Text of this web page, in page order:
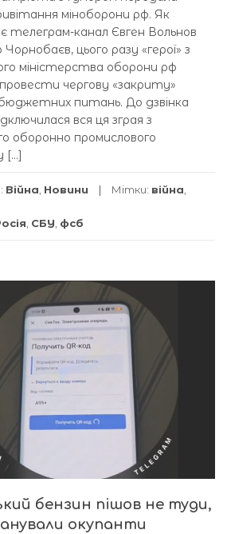
міноборони рф. Як
телеграм-канал Євген Вольнов
цього разу «герої» з
міністерства оборони рф
чергову «закриту»
питань. До дзвінка
вся ця зграя з
оборонно промислового
[…]
Війна Новини Мітки: війна
СБУ фсб
бензин пішов не туди,
окупанти